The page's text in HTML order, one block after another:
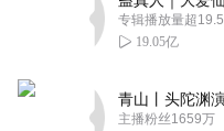
准去评判别人的生活方
2025-11-28
听友268678900
专辑播放量超
19.05亿
主播粉丝1659万